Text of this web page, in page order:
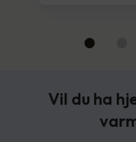
Vil du ha